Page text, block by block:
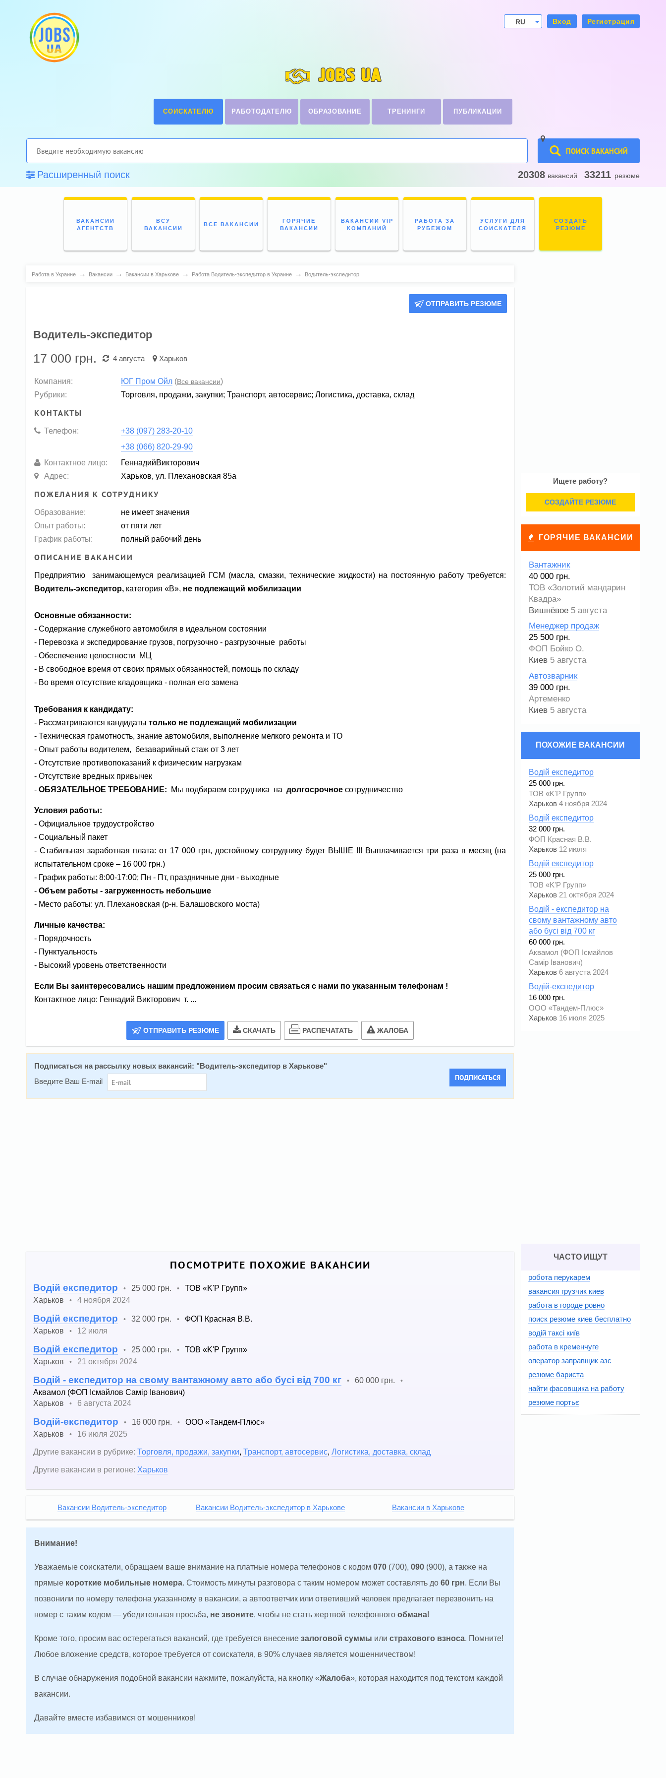
RU
Вход Регистрация
JOBS UA
СОИСКАТЕЛЮ РАБОТОДАТЕЛЮ ОБРАЗОВАНИЕ ТРЕНИНГИ ПУБЛИКАЦИИ
ПОИСК ВАКАНСИЙ
Расширенный поиск 20308 вакансий 33211 резюме
ВАКАНСИИ
АГЕНТСТВ
ВСУ
ВАКАНСИИ
ВСЕ ВАКАНСИИ
ГОРЯЧИЕ
ВАКАНСИИ
ВАКАНСИИ VIP
КОМПАНИЙ
РАБОТА ЗА
РУБЕЖОМ
УСЛУГИ ДЛЯ
СОИСКАТЕЛЯ
СОЗДАТЬ
РЕЗЮМЕ
Работа в Украине → Вакансии → Вакансии в Харькове → Работа Водитель-экспедитор в Украине → Водитель-экспедитор
ОТПРАВИТЬ РЕЗЮМЕ
Водитель-экспедитор
17 000 грн. 4 августа Харьков
Компания: ЮГ Пром Ойл (Все вакансии)
Рубрики:
Торговля, продажи, закупки;Транспорт, автосервис;Логистика, доставка, склад
КОНТАКТЫ
Телефон:
+38 (097) 283-20-10
+38 (066) 820-29-90
Контактное лицо:
ГеннадийВикторович
Адрес:
Харьков, ул. Плехановская 85а
ПОЖЕЛАНИЯ К СОТРУДНИКУ
Образование:
не имеет значения
Опыт работы:
от пяти лет
График работы:
полный рабочий день
ОПИСАНИЕ ВАКАНСИИ
Предприятию занимающемуся реализацией ГСМ (масла, смазки, технические жидкости) на постоянную работу требуется:
Водитель-экспедитор, категория «В», не подлежащий мобилизации
Основные обязанности:
- Содержание служебного автомобиля в идеальном состоянии
- Перевозка и экспедирование грузов, погрузочно - разгрузочные работы
- Обеспечение целостности МЦ
- В свободное время от своих прямых обязанностей, помощь по складу
- Во время отсутствие кладовщика - полная его замена
Требования к кандидату:
- Рассматриваются кандидатытолько не подлежащий мобилизации
- Техническая грамотность, знание автомобиля, выполнение мелкого ремонта и ТО
- Опыт работы водителем, безаварийный стаж от 3 лет
- Отсутствие противопоказаний к физическим нагрузкам
- Отсутствие вредных привычек
-ОБЯЗАТЕЛЬНОЕ ТРЕБОВАНИЕ: Мы подбираем сотрудника надолгосрочное сотрудничество
Условия работы:
- Официальное трудоустройство
- Социальный пакет
- Стабильная заработная плата: от 17 000 грн, достойному сотруднику будет ВЫШЕ !!! Выплачивается три раза в месяц (на
испытательном сроке – 16 000 грн.)
- График работы: 8:00-17:00; Пн - Пт, праздничные дни - выходные
-Объем работы - загруженность небольшие
- Место работы: ул. Плехановская (р-н. Балашовского моста)
Личные качества:
- Порядочность
- Пунктуальность
- Высокий уровень ответственности
Если Вы заинтересовались нашим предложением просим связаться с нами по указанным телефонам !
Контактное лицо: Геннадий Викторович т. ...
ОТПРАВИТЬ РЕЗЮМЕ СКАЧАТЬ РАСПЕЧАТАТЬ ЖАЛОБА
Подписаться на расcылку новых вакансий: " Водитель-экспедитор в Харькове"
Введите Ваш E-mail
ПОДПИСАТЬСЯ
ПОСМОТРИТЕ ПОХОЖИЕ ВАКАНСИИ
Водій експедитор • 25 000 грн. •
ТОВ «K'Р Групп»
Харьков
• 4 ноября 2024
Водій експедитор • 32 000 грн. •
ФОП Красная В.В.
Харьков
• 12 июля
Водій експедитор • 25 000 грн. •
ТОВ «K'Р Групп»
Харьков
• 21 октября 2024
Водій - експедитор на свому вантажному авто або бусі від 700 кг • 60 000 грн. •
Аквамол (ФОП Ісмайлов Самір Іванович)
Харьков
• 6 августа 2024
Водій-експедитор • 16 000 грн. •
ООО «Тандем-Плюс»
Харьков
•
16 июля 2025
Другие вакансии в рубрике: Торговля, продажи, закупки, Транспорт, автосервис, Логистика, доставка, склад
Другие вакансии в регионе: Харьков
Вакансии Водитель-экспедитор Вакансии Водитель-экспедитор в Харькове Вакансии в Харькове
Внимание!
Уважаемые соискатели, обращаем ваше внимание на платные номера телефонов с кодом 070 (700), 090 (900), а также на
прямые короткие мобильные номера. Стоимость минуты разговора с таким номером может составлять до 60 грн. Если Вы
позвонили по номеру телефона указанному в вакансии, а автоответчик или ответивший человек предлагает перезвонить на
номер с таким кодом — убедительная просьба, не звоните, чтобы не стать жертвой телефонного обмана!
Кроме того, просим вас остерегаться вакансий, где требуется внесение залоговой суммы или страхового взноса. Помните!
Любое вложение средств, которое требуется от соискателя, в 90% случаев является мошенничеством!
В случае обнаружения подобной вакансии нажмите, пожалуйста, на кнопку «Жалоба», которая находится под текстом каждой
вакансии.
Давайте вместе избавимся от мошенников!
Ищете работу?
СОЗДАЙТЕ РЕЗЮМЕ
ГОРЯЧИЕ ВАКАНСИИ
Вантажник
40 000 грн.
ТОВ «Золотий мандарин
Квадра»
Вишнёвое 5 августа
Менеджер продаж
25 500 грн.
ФОП Бойко О.
Киев 5 августа
Автозварник
39 000 грн.
Артеменко
Киев 5 августа
ПОХОЖИЕ ВАКАНСИИ
Водій експедитор
25 000 грн.
ТОВ «K'Р Групп»
Харьков 4 ноября 2024
Водій експедитор
32 000 грн.
ФОП Красная В.В.
Харьков 12 июля
Водій експедитор
25 000 грн.
ТОВ «K'Р Групп»
Харьков 21 октября 2024
Водій - експедитор на
свому вантажному авто
або бусі від 700 кг
60 000 грн.
Аквамол (ФОП Ісмайлов
Самір Іванович)
Харьков 6 августа 2024
Водій-експедитор
16 000 грн.
ООО «Тандем-Плюс»
Харьков 16 июля 2025
ЧАСТО ИЩУТ
робота перукарем
вакансия грузчик киев
работа в городе ровно
поиск резюме киев бесплатно
водій таксі київ
работа в кременчуге
оператор заправщик азс
резюме бариста
найти фасовщика на работу
резюме портьє